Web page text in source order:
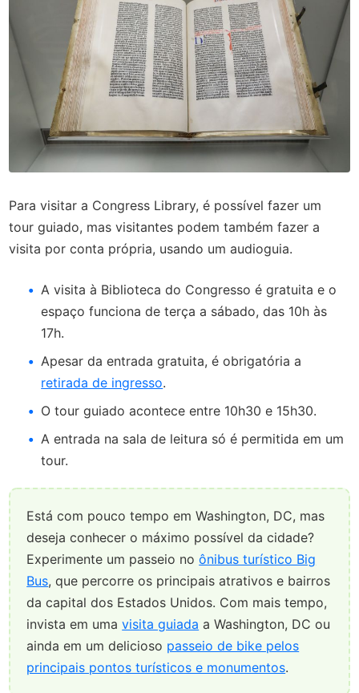
Para visitar a Congress Library, é possível fazer um
tour guiado, mas visitantes podem também fazer a
visita por conta própria, usando um audioguia.
A visita à Biblioteca do Congresso é gratuita e o
espaço funciona de terça a sábado, das 10h às
17h.
Apesar da entrada gratuita, é obrigatória a
retirada de ingresso.
O tour guiado acontece entre 10h30 e 15h30.
A entrada na sala de leitura só é permitida em um
tour.
Está com pouco tempo em Washington, DC, mas
deseja conhecer o máximo possível da cidade?
Experimente um passeio noônibus turístico Big
Bus, que percorre os principais atrativos e bairros
da capital dos Estados Unidos. Com mais tempo,
invista em umavisita guiada a Washington, DC ou
ainda em um delicioso passeio de bike pelos
principais pontos turísticos e monumentos.